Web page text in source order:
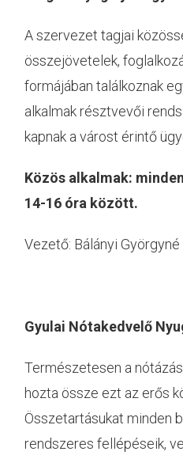
A szervezet tagjai
összejövetelek,
formájában találkoznak
alkalmak résztvevői
kapnak a várost érintő
Közös alkalmak:
14-16 óra között.
Vezető: Bálányi
Gyulai Nótakedvelő
Természetesen a
hozta össze ezt az erős
Összetartásukat minden
rendszeres fellépéseik,